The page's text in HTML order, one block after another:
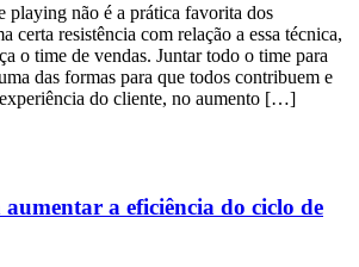
playing não é a prática favorita dos
certa resistência com relação a essa técnica,
o time de vendas. Juntar todo o time para
das formas para que todos contribuem e
do cliente, no aumento […]
a eficiência do ciclo de